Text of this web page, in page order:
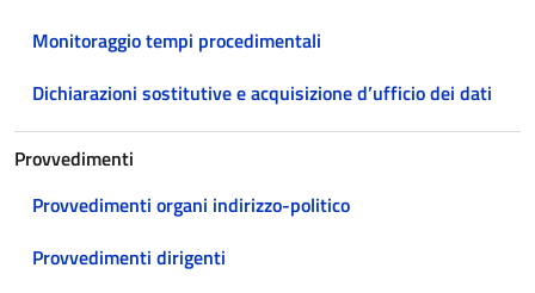
Monitoraggio tempi procedimentali
Dichiarazioni sostitutive e acquisizione d’ufficio dei dati
Provvedimenti
Provvedimenti organi indirizzo-politico
Provvedimenti dirigenti